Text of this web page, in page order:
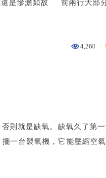
還是慘澹如故 前兩行大部
4,260
則就是缺氧。缺氧久了第
一台製氧機，它能壓縮空